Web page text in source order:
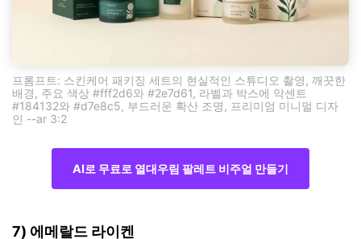
프롬프트: 스킨케어 패키징 세트의 현실적인 스튜디오 촬영, 깨끗한
배경, 주요 색상 #fff2d6와 #2e7d61, 라벨과 박스에 악센트
#184132와 #d7e8c5, 부드러운 확산 조명, 프리미엄 미니멀 디자
인 --ar 3:2
AI로 무료로 열대우림 팔레트 비주얼 만들기
7) 에메랄드 라이켄